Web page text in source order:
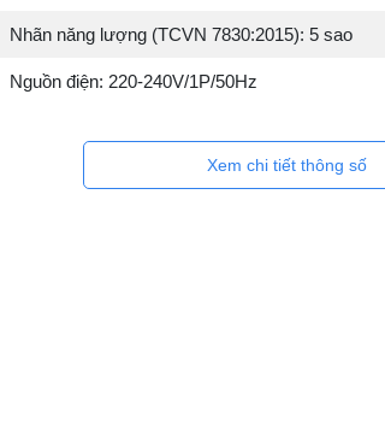
Nhãn năng lượng (TCVN 7830:2015): 5 sao
Nguồn điện: 220-240V/1P/50Hz
Xem chi tiết thông số